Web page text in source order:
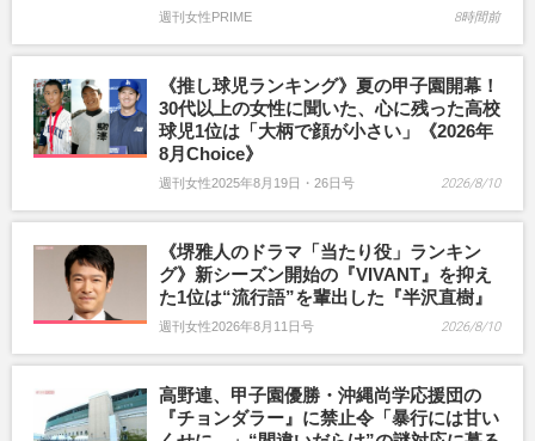
週刊女性PRIME 8時間前
《推し球児ランキング》夏の甲子園開幕！
30代以上の女性に聞いた、心に残った高校
球児1位は「大柄で顔が小さい」《2026年
8月Choice》
週刊女性2025年8月19日・26日号 2026/8/10
《堺雅人のドラマ「当たり役」ランキン
グ》新シーズン開始の『VIVANT』を抑え
た1位は“流行語”を輩出した『半沢直樹』
週刊女性2026年8月11日号 2026/8/10
高野連、甲子園優勝・沖縄尚学応援団の
『チョンダラー』に禁止令「暴行には甘い